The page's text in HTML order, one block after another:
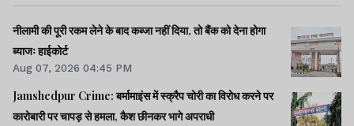
नीलामी की पूरी रकम लेने के बाद कब्जा नहीं दिया, तो बैंक को देना होगा
ब्याजः हाईकोर्ट
Aug 07, 2026 04:45 PM
Jamshedpur Crime: बर्मामाइंस में स्क्रैप चोरी का विरोध करने पर
कारोबारी पर चापड़ से हमला, कैश छीनकर भागे अपराधी